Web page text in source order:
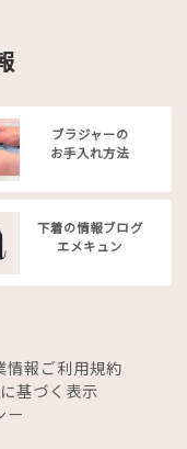
ブラジャーの
お手入れ方法
下着の情報ブログ
エメキュン
情報 ご利用規約
基づく表示
ー